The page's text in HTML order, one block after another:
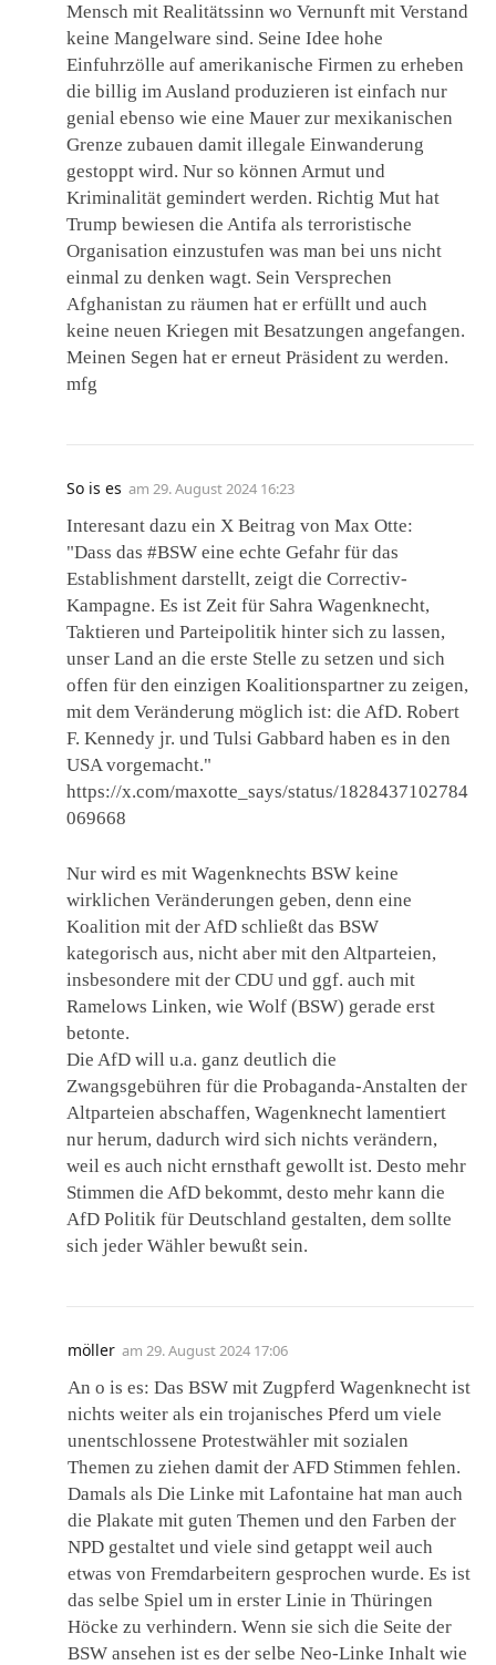
Mensch mit Realitätssinn wo Vernunft mit Verstand
keine Mangelware sind. Seine Idee hohe
Einfuhrzölle auf amerikanische Firmen zu erheben
die billig im Ausland produzieren ist einfach nur
genial ebenso wie eine Mauer zur mexikanischen
Grenze zubauen damit illegale Einwanderung
gestoppt wird. Nur so können Armut und
Kriminalität gemindert werden. Richtig Mut hat
Trump bewiesen die Antifa als terroristische
Organisation einzustufen was man bei uns nicht
einmal zu denken wagt. Sein Versprechen
Afghanistan zu räumen hat er erfüllt und auch
keine neuen Kriegen mit Besatzungen angefangen.
Meinen Segen hat er erneut Präsident zu werden.
mfg
So is es am 29. August 2024 16:23
Interesant dazu ein X Beitrag von Max Otte:
"Dass das #BSW eine echte Gefahr für das
Establishment darstellt, zeigt die Correctiv-
Kampagne. Es ist Zeit für Sahra Wagenknecht,
Taktieren und Parteipolitik hinter sich zu lassen,
unser Land an die erste Stelle zu setzen und sich
offen für den einzigen Koalitionspartner zu zeigen,
mit dem Veränderung möglich ist: die AfD. Robert
F. Kennedy jr. und Tulsi Gabbard haben es in den
USA vorgemacht."
https://x.com/maxotte_says/status/1828437102784
069668
Nur wird es mit Wagenknechts BSW keine
wirklichen Veränderungen geben, denn eine
Koalition mit der AfD schließt das BSW
kategorisch aus, nicht aber mit den Altparteien,
insbesondere mit der CDU und ggf. auch mit
Ramelows Linken, wie Wolf (BSW) gerade erst
betonte.
Die AfD will u.a. ganz deutlich die
Zwangsgebühren für die Probaganda-Anstalten der
Altparteien abschaffen, Wagenknecht lamentiert
nur herum, dadurch wird sich nichts verändern,
weil es auch nicht ernsthaft gewollt ist. Desto mehr
Stimmen die AfD bekommt, desto mehr kann die
AfD Politik für Deutschland gestalten, dem sollte
sich jeder Wähler bewußt sein.
möller am 29. August 2024 17:06
An o is es: Das BSW mit Zugpferd Wagenknecht ist
nichts weiter als ein trojanisches Pferd um viele
unentschlossene Protestwähler mit sozialen
Themen zu ziehen damit der AFD Stimmen fehlen.
Damals als Die Linke mit Lafontaine hat man auch
die Plakate mit guten Themen und den Farben der
NPD gestaltet und viele sind getappt weil auch
etwas von Fremdarbeitern gesprochen wurde. Es ist
das selbe Spiel um in erster Linie in Thüringen
Höcke zu verhindern. Wenn sie sich die Seite der
BSW ansehen ist es der selbe Neo-Linke Inhalt wie